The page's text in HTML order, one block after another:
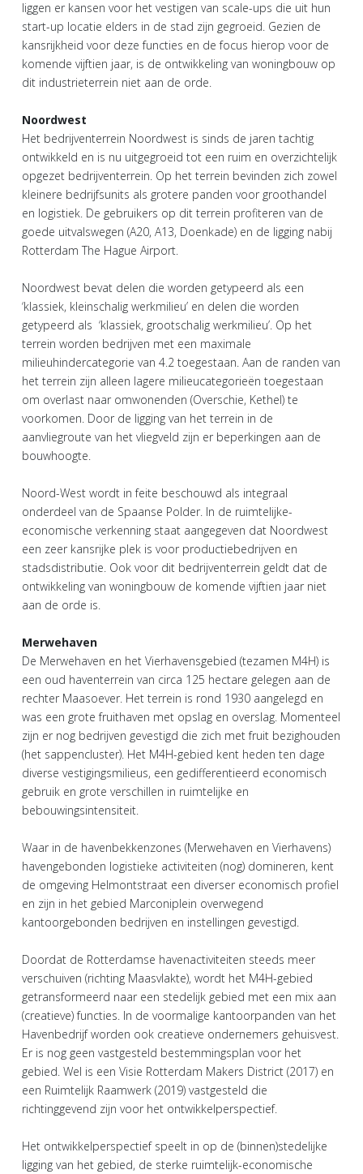
liggen er kansen voor het vestigen van scale-ups die uit hun
start-up locatie elders in de stad zijn gegroeid. Gezien de
kansrijkheid voor deze functies en de focus hierop voor de
komende vijftien jaar, is de ontwikkeling van woningbouw op
dit industrieterrein niet aan de orde.
Noordwest
Het bedrijventerrein Noordwest is sinds de jaren tachtig
ontwikkeld en is nu uitgegroeid tot een ruim en overzichtelijk
opgezet bedrijventerrein. Op het terrein bevinden zich zowel
kleinere bedrijfsunits als grotere panden voor groothandel
en logistiek. De gebruikers op dit terrein profiteren van de
goede uitvalswegen (A20, A13, Doenkade) en de ligging nabij
Rotterdam The Hague Airport.
Noordwest bevat delen die worden getypeerd als een
‘klassiek, kleinschalig werkmilieu’ en delen die worden
getypeerd als ‘klassiek, grootschalig werkmilieu’. Op het
terrein worden bedrijven met een maximale
milieuhindercategorie van 4.2 toegestaan. Aan de randen van
het terrein zijn alleen lagere milieucategorieën toegestaan
om overlast naar omwonenden (Overschie, Kethel) te
voorkomen. Door de ligging van het terrein in de
aanvliegroute van het vliegveld zijn er beperkingen aan de
bouwhoogte.
Noord-West wordt in feite beschouwd als integraal
onderdeel van de Spaanse Polder. In de ruimtelijke-
economische verkenning staat aangegeven dat Noordwest
een zeer kansrijke plek is voor productiebedrijven en
stadsdistributie. Ook voor dit bedrijventerrein geldt dat de
ontwikkeling van woningbouw de komende vijftien jaar niet
aan de orde is.
Merwehaven
De Merwehaven en het Vierhavensgebied (tezamen M4H) is
een oud haventerrein van circa 125 hectare gelegen aan de
rechter Maasoever. Het terrein is rond 1930 aangelegd en
was een grote fruithaven met opslag en overslag. Momenteel
zijn er nog bedrijven gevestigd die zich met fruit bezighouden
(het sappencluster). Het M4H-gebied kent heden ten dage
diverse vestigingsmilieus, een gedifferentieerd economisch
gebruik en grote verschillen in ruimtelijke en
bebouwingsintensiteit.
Waar in de havenbekkenzones (Merwehaven en Vierhavens)
havengebonden logistieke activiteiten (nog) domineren, kent
de omgeving Helmontstraat een diverser economisch profiel
en zijn in het gebied Marconiplein overwegend
kantoorgebonden bedrijven en instellingen gevestigd.
Doordat de Rotterdamse havenactiviteiten steeds meer
verschuiven (richting Maasvlakte), wordt het M4H-gebied
getransformeerd naar een stedelijk gebied met een mix aan
(creatieve) functies. In de voormalige kantoorpanden van het
Havenbedrijf worden ook creatieve ondernemers gehuisvest.
Er is nog geen vastgesteld bestemmingsplan voor het
gebied. Wel is een Visie Rotterdam Makers District (2017) en
een Ruimtelijk Raamwerk (2019) vastgesteld die
richtinggevend zijn voor het ontwikkelperspectief.
Het ontwikkelperspectief speelt in op de (binnen)stedelijke
ligging van het gebied, de sterke ruimtelijk-economische